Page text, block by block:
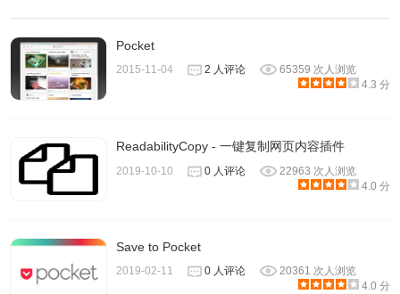
会发现需要登陆才能使用，登陆情况并不复杂，只要账号没
有异常，输入登录信息后允许获取权限即可使用。
Pocket
2015-11-04 2 人评论
65359 次人浏览
4.3 分
ReadabilityCopy - 一键复制网页内容插件
2019-10-10 0 人评论
22963 次人浏览
4.0 分
Save to Pocket
2019-02-11 0 人评论
20361 次人浏览
4.0 分